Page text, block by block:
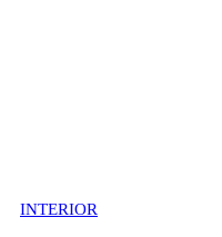
INTERIOR